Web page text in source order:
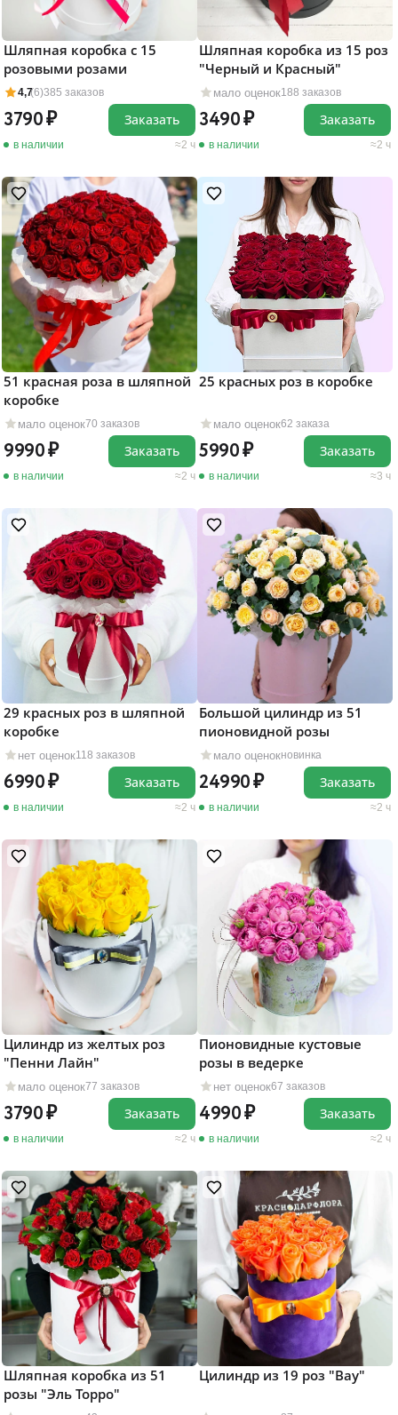
4,7(6)385 заказов
Шляпная коробка с 15
розовыми розами
3790
в наличии 2 ч
Заказать
мало оценок188 заказов
Шляпная коробка из 15 роз
"Черный и Красный"
3490
в наличии 2 ч
Заказать
мало оценок70 заказов
51 красная роза в шляпной
коробке
9990
в наличии 2 ч
Заказать
мало оценок62 заказа
25 красных роз в коробке
5990
в наличии 3 ч
Заказать
нет оценок118 заказов
29 красных роз в шляпной
коробке
6990
в наличии 2 ч
Заказать
мало оценокновинка
Большой цилиндр из 51
пионовидной розы
24990
в наличии 2 ч
Заказать
мало оценок77 заказов
Цилиндр из желтых роз
"Пенни Лайн"
3790
в наличии 2 ч
Заказать
нет оценок67 заказов
Пионовидные кустовые
розы в ведерке
4990
в наличии 2 ч
Заказать
Шляпная коробка из 51
розы "Эль Торро"
Цилиндр из 19 роз "Вау"